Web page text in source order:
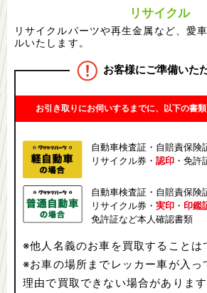
リサイクル
リサイクルパーツや再生金属など、愛
ルいたします。
お客様にご準備いた
お引き取りにお伺いするまでに、以下の書類
自動車検査証・自賠責保険
リサイクル券・ 認印 ・免許
自動車検査証・自賠責保険
リサイクル券・ 実印 ・ 印鑑
免許証など本人確認書類
※他人名義のお車を買取することは
※お車の場所までレッカー車が入っ
理由で買取できない場合があります